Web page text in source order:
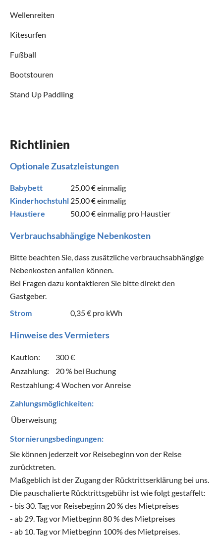
Wellenreiten
Kitesurfen
Fußball
Bootstouren
Stand Up Paddling
Richtlinien
Optionale Zusatzleistungen
Babybett 25,00 €einmalig
Kinderhochstuhl 25,00 €einmalig
Haustiere
50,00 €einmalig pro Haustier
Verbrauchsabhängige Nebenkosten
Bitte beachten Sie, dass zusätzliche verbrauchsabhängige
Nebenkosten anfallen können.
Bei Fragen dazu kontaktieren Sie bitte direkt den
Gastgeber.
Strom
0,35 € pro kWh
Hinweise des Vermieters
Kaution:
300 €
Anzahlung:
20 % bei Buchung
Restzahlung:4 Wochen vor Anreise
Zahlungsmöglichkeiten:
Überweisung
Stornierungsbedingungen:
Sie können jederzeit vor Reisebeginn von der Reise
zurücktreten.
Maßgeblich ist der Zugang der Rücktrittserklärung bei uns.
Die pauschalierte Rücktrittsgebühr ist wie folgt gestaffelt:
- bis 30. Tag vor Reisebeginn 20 % des Mietpreises
- ab 29. Tag vor Mietbeginn 80 % des Mietpreises
- ab 10. Tag vor Mietbeginn 100% des Mietpreises.